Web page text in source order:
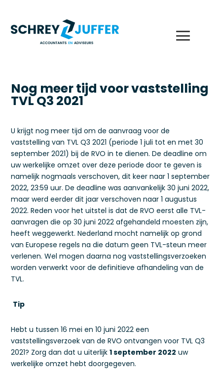
Nog meer tijd voor vaststelling
TVL Q3 2021
U krijgt nog meer tijd om de aanvraag voor de
vaststelling van TVL Q3 2021 (periode 1 juli tot en met 30
september 2021) bij de RVO in te dienen. De deadline om
uw werkelijke omzet over deze periode door te geven is
namelijk nogmaals verschoven, dit keer naar 1 september
2022, 23:59 uur. De deadline was aanvankelijk 30 juni 2022,
maar werd eerder dit jaar verschoven naar 1 augustus
2022. Reden voor het uitstel is dat de RVO eerst alle TVL-
aanvragen die op 30 juni 2022 afgehandeld moesten zijn,
heeft weggewerkt. Nederland mocht namelijk op grond
van Europese regels na die datum geen TVL-steun meer
verlenen. Wel mogen daarna nog vaststellingsverzoeken
worden verwerkt voor de definitieve afhandeling van de
TVL.
Tip
Hebt u tussen 16 mei en 10 juni 2022 een
vaststellingsverzoek van de RVO ontvangen voor TVL Q3
2021? Zorg dan dat u uiterlijk1 september 2022 uw
werkelijke omzet hebt doorgegeven.